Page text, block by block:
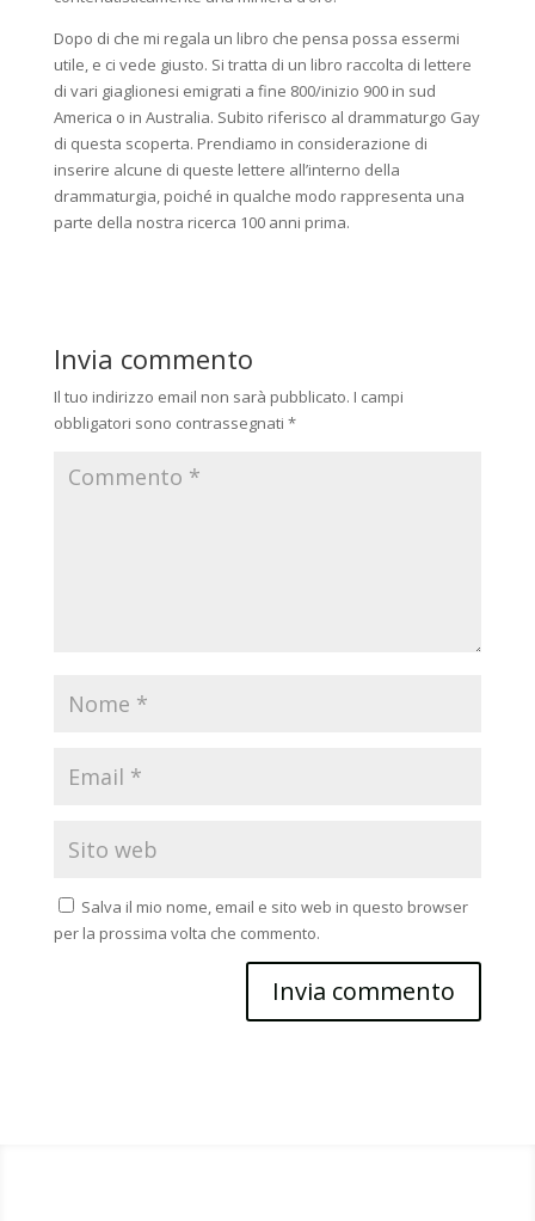
Dopo di che mi regala un libro che pensa possa essermi
utile, e ci vede giusto. Si tratta di un libro raccolta di lettere
di vari giaglionesi emigrati a fine 800/inizio 900 in sud
America o in Australia. Subito riferisco al drammaturgo Gay
di questa scoperta. Prendiamo in considerazione di
inserire alcune di queste lettere all’interno della
drammaturgia, poiché in qualche modo rappresenta una
parte della nostra ricerca 100 anni prima.
Invia commento
Il tuo indirizzo email non sarà pubblicato. I campi
obbligatori sono contrassegnati *
Salva il mio nome, email e sito web in questo browser
per la prossima volta che commento.